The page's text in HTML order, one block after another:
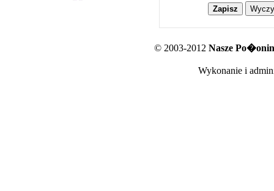
© 2003-2012 Nasze
Wykonanie i